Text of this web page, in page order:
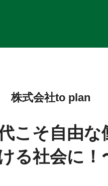
株式会社to plan
こそ自由
る社会に！